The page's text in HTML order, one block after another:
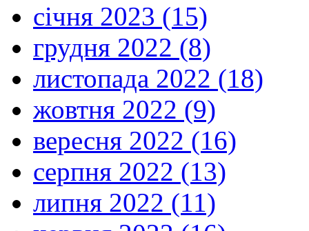
січня 2023 (15)
грудня 2022 (8)
листопада 2022 (18)
жовтня 2022 (9)
вересня 2022 (16)
серпня 2022 (13)
липня 2022 (11)